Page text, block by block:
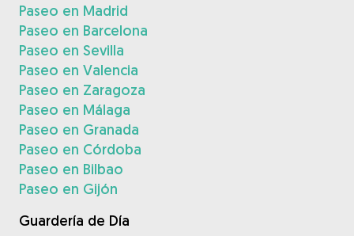
Paseo en Madrid
Paseo en Barcelona
Paseo en Sevilla
Paseo en Valencia
Paseo en Zaragoza
Paseo en Málaga
Paseo en Granada
Paseo en Córdoba
Paseo en Bilbao
Paseo en Gijón
Guardería de Día